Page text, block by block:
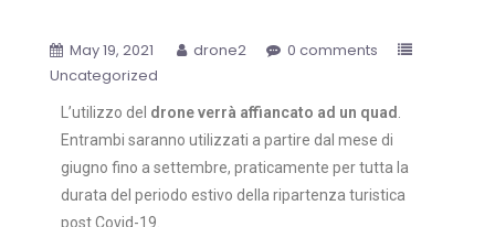
May 19, 2021 drone2
0 comments
Uncategorized
L’utilizzo del drone verrà affiancato ad un quad
Entrambi saranno utilizzati a partire dal mese di
giugno fino a settembre, praticamente per tutta la
durata del periodo estivo della ripartenza turistica
post Covid-19.